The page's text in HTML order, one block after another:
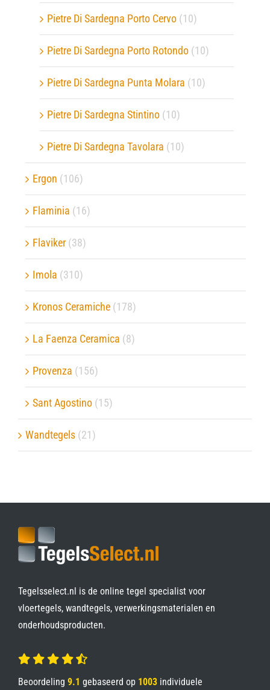
Pietre Di Sardegna Porto Cervo (10)
Pietre Di Sardegna Porto Rotondo (10)
Pietre Di Sardegna Punta Molara (10)
Pietre Di Sardegna Stintino (10)
Pietre Di Sardegna Tavolara (10)
Ergon (106)
Flaminia (16)
Flaviker (38)
Imola (310)
Kronos Ceramiche (178)
La Faenza Ceramica (8)
Provenza (156)
Sant Agostino (15)
Wandtegels (21)
Tegelsselect.nl is de online tegel specialist voor
vloertegels, wandtegels, verwerkingsmaterialen en
onderhoudsproducten.
Beoordeling 9.1 gebaseerd op 1003individuele